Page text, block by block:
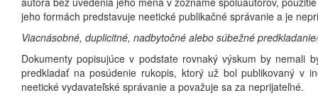
jeho formách predstavuje neetické publikačné správanie a je
Viacnásobné, duplicitné, nadbytočné alebo súbežné
Dokumenty popisujúce v podstate rovnaký výskum by nemali
predkladať na posúdenie rukopis, ktorý už bol publikovaný v
neetické vydavateľské správanie a považuje sa za neprijateľné.